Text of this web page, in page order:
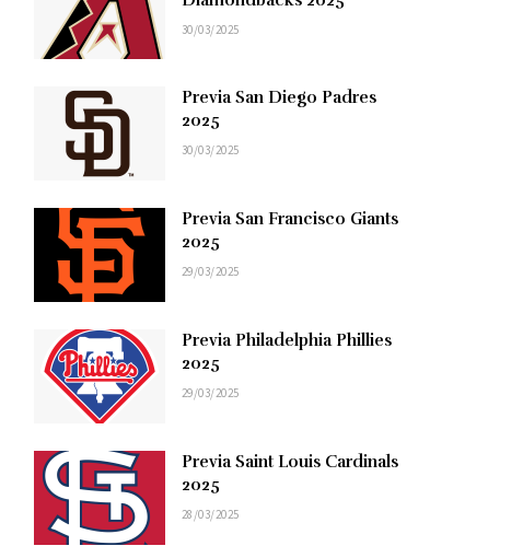
30/03/2025
Previa San Diego Padres
2025
30/03/2025
Previa San Francisco Giants
2025
29/03/2025
Previa Philadelphia Phillies
2025
29/03/2025
Previa Saint Louis Cardinals
2025
28/03/2025